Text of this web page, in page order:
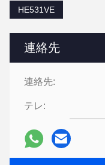
連絡先
連絡先:
テレ:
HE531VE